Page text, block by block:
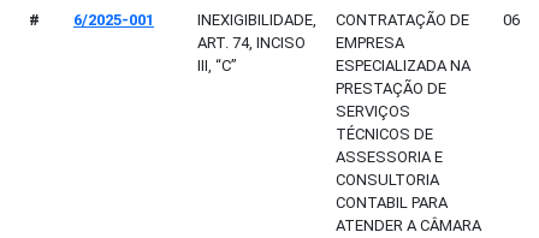
# 6/2025-001
INEXIGIBILIDADE,
ART. 74, INCISO
III, “C”
CONTRATAÇÃO DE
EMPRESA
ESPECIALIZADA NA
PRESTAÇÃO DE
SERVIÇOS
TÉCNICOS DE
ASSESSORIA E
CONSULTORIA
CONTABIL PARA
ATENDER A CÂMARA
06/